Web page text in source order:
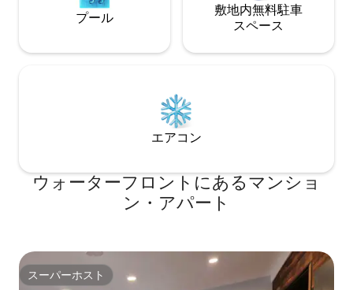
プール
敷地内無料駐⁠車
ス⁠ペ⁠ー⁠ス
エアコン
ウォーターフロントにあるマンショ
ン・アパート
スーパーホスト
スーパーホスト